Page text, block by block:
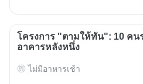
โครงการ "ตามให้ทัน": 10 คน
อาคารหลังหนึ่ง
ไม่มีอาหารเช้า